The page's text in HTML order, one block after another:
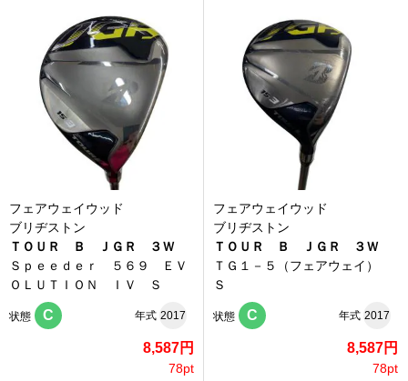
フェアウェイウッド
ブリヂストン
ＴＯＵＲ Ｂ ＪＧＲ ３Ｗ
Ｓｐｅｅｄｅｒ ５６９ ＥＶ
ＯＬＵＴＩＯＮ ＩＶ Ｓ
状態 C 年式 2017
8,587円
78pt
フェアウェイウッド
ブリヂストン
ＴＯＵＲ Ｂ ＪＧＲ ３Ｗ
ＴＧ１－５（フェアウェイ）
Ｓ
状態 C 年式 2017
8,587円
78pt